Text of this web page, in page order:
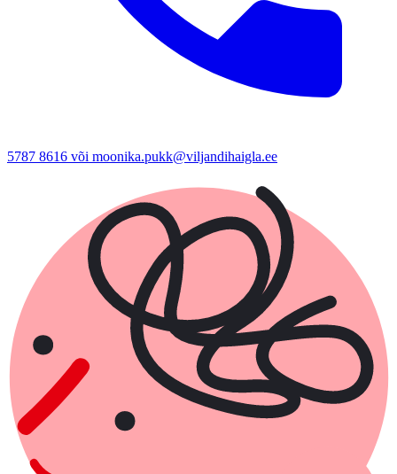
5787 8616 või moonika.pukk@viljandihaigla.ee